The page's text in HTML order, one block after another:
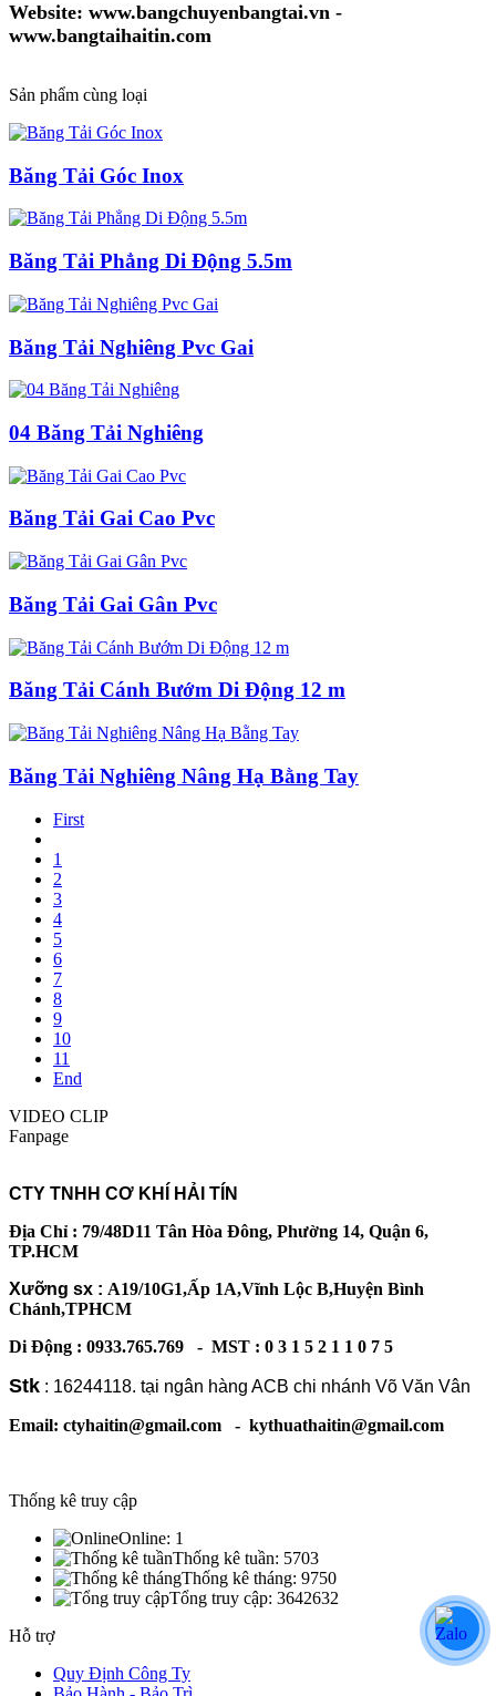
Website: www.bangchuyenbangtai.vn -
www.bangtaihaitin.com
Sản phẩm cùng loại
Băng Tải Góc Inox
Băng Tải Phẳng Di Động 5.5m
Băng Tải Nghiêng Pvc Gai
04 Băng Tải Nghiêng
Băng Tải Gai Cao Pvc
Băng Tải Gai Gân Pvc
Băng Tải Cánh Bướm Di Động 12 m
Băng Tải Nghiêng Nâng Hạ Bằng Tay
First
1
2
3
4
5
6
7
8
9
10
11
End
VIDEO CLIP
Fanpage
CTY TNHH CƠ KHÍ HẢI TÍN
Địa Chỉ : 79/48D11 Tân Hòa Đông, Phường 14, Quận 6,
TP.HCM
Xưỡng sx : A19/10G1,Ấp 1A,Vĩnh Lộc B,Huyện Bình
Chánh,TPHCM
Di Động : 0933.765.769 - MST : 0 3 1 5 2 1 1 0 7 5
Stk : 16244118. tại ngân hàng ACB chi nhánh Võ Văn Vân
Email: ctyhaitin@gmail.com - kythuathaitin@gmail.com
Thống kê truy cập
Online: 1
Thống kê tuần: 5703
Thống kê tháng: 9750
Tổng truy cập: 3642632
Hỗ trợ
Quy Định Công Ty